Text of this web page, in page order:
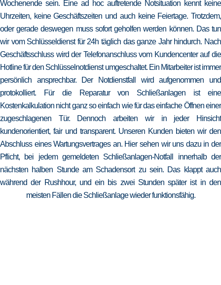
Wochenende sein. Eine ad hoc auftretende Notsituation kennt keine
Uhrzeiten, keine Geschäftszeiten und auch keine Feiertage. Trotzdem,
oder gerade deswegen muss sofort geholfen werden können. Das tun
wir vom Schlüsseldienst für 24h täglich das ganze Jahr hindurch. Nach
Geschäftsschluss wird der Telefonanschluss vom Kundencenter auf die
Hotline für den Schlüsselnotdienst umgeschaltet. Ein Mitarbeiter ist immer
persönlich ansprechbar. Der Notdienstfall wird aufgenommen und
protokolliert. Für die Reparatur von Schließanlagen ist eine
Kostenkalkulation nicht ganz so einfach wie für das einfache Öffnen einer
zugeschlagenen Tür. Dennoch arbeiten wir in jeder Hinsicht
kundenorientiert, fair und transparent. Unseren Kunden bieten wir den
Abschluss eines Wartungsvertrages an. Hier sehen wir uns dazu in der
Pflicht, bei jedem gemeldeten Schließanlagen-Notfall innerhalb der
nächsten halben Stunde am Schadensort zu sein. Das klappt auch
während der Rushhour, und ein bis zwei Stunden später ist in den
meisten Fällen die Schließanlage wieder funktionsfähig.